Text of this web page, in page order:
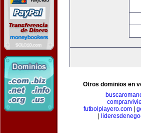
Otros dominios en
futbolplayero.com|